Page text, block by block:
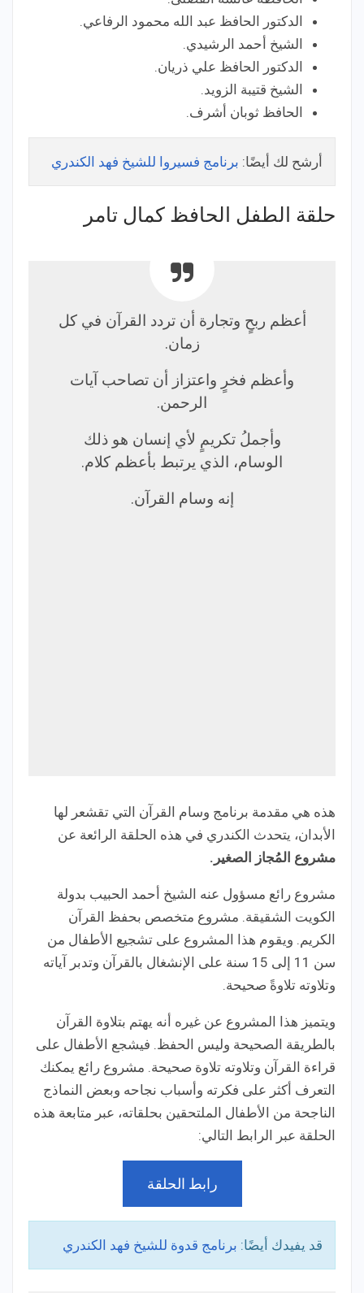
الدكتور الحافظ عبد الله محمود الرفاعي.
الشيخ أحمد الرشيدي.
الدكتور الحافظ علي ذريان.
الشيخ قتيبة الزويد.
الحافظ ثوبان أشرف.
أرشح لك أيضًا: برنامج فسيروا للشيخ فهد الكندري
حلقة الطفل الحافظ كمال تامر
أعظم ربحٍ وتجارة أن تردد القرآن في كل
زمان.
وأعظم فخرٍ واعتزاز أن تصاحب آيات
الرحمن.
وأجملُ تكريمٍ لأي إنسان هو ذلك
الوسام، الذي يرتبط بأعظم كلام.
إنه وسام القرآن.
هذه هي مقدمة برنامج وسام القرآن التي تقشعر لها
الأبدان، يتحدث الكندري في هذه الحلقة الرائعة عن
مشروع المُجاز الصغير.
مشروع رائع مسؤول عنه الشيخ أحمد الحبيب بدولة
الكويت الشقيقة. مشروع متخصص بحفظ القرآن
الكريم. ويقوم هذا المشروع على تشجيع الأطفال من
سن 11 إلى 15 سنة على الإنشغال بالقرآن وتدبر آياته
وتلاوته تلاوةً صحيحة.
ويتميز هذا المشروع عن غيره أنه يهتم بتلاوة القرآن
بالطريقة الصحيحة وليس الحفظ. فيشجع الأطفال على
قراءة القرآن وتلاوته تلاوة صحيحة. مشروع رائع يمكنك
التعرف أكثر على فكرته وأسباب نجاحه وبعض النماذج
الناجحة من الأطفال الملتحقين بحلقاته، عبر متابعة هذه
الحلقة عبر الرابط التالي:
رابط الحلقة
قد يفيدك أيضًا: برنامج قدوة للشيخ فهد الكندري